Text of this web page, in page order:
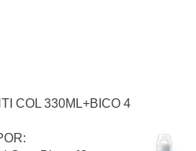
COL 330ML+BICO 4